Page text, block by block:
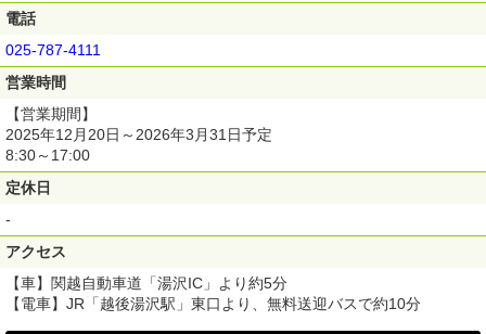
電話
025-787-4111
営業時間
【営業期間】
2025年12月20日～2026年3月31日予定
8:30～17:00
定休日
-
アクセス
【車】関越自動車道「湯沢IC」より約5分
【電車】JR「越後湯沢駅」東口より、無料送迎バスで約10分